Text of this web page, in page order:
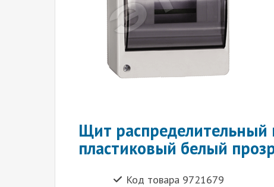
Щит
пластиковый белый
Код товара 9721679